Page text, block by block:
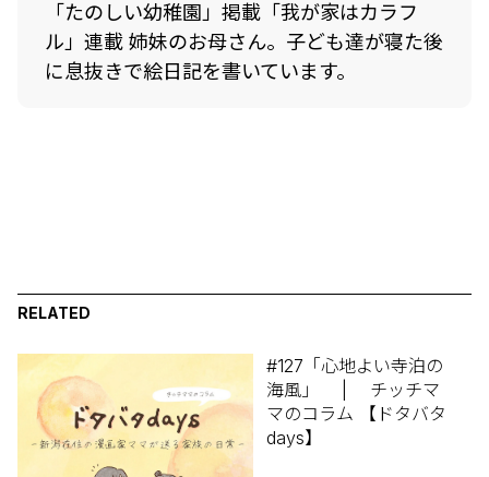
「たのしい幼稚園」掲載「我が家はカラフ
ル」連載 姉妹のお母さん。子ども達が寝た後
に息抜きで絵日記を書いています。
RELATED
#127「心地よい寺泊の
海風」 | チッチマ
マのコラム 【ドタバタ
days】